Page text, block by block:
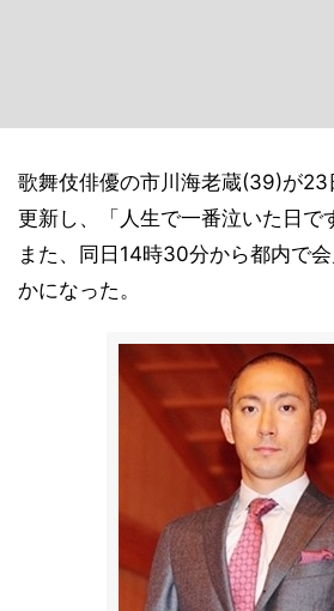
歌舞伎俳優の市川海老蔵(39)が23
更新し、「人生で一番泣いた日で
また、同日14時30分から都内で
かになった。